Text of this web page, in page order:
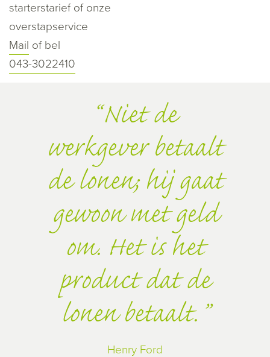
starterstarief of onze
overstapservice
Mail of bel
043-3022410
Niet de
werkgever betaalt
de lonen; hij gaat
gewoon met geld
om. Het is het
product dat de
lonen betaalt.
Henry Ford